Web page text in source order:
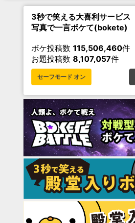
3秒で笑える大喜利サービス
写真で一言ボケて(bokete)
ボケ投稿数 115,506,460件
お題投稿数 8,107,057件
セーフモード オン